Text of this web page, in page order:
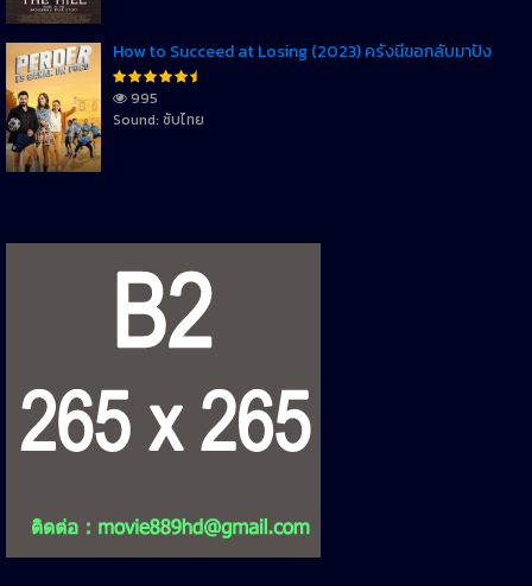
How to Succeed at Losing (2023) ครั้งนี้ขอกลับมาปัง
995
Sound: ซับไทย